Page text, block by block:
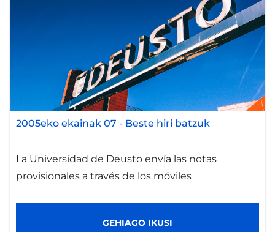
2005eko ekainak 07 - Beste hiri batzuk
La Universidad de Deusto envía las notas
provisionales a través de los móviles
GEHIAGO IKUSI